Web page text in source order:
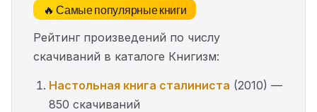
🔥 Самые популярные книги
Рейтинг произведений по числу
скачиваний в каталоге Книгизм:
Настольная книга сталиниста (2010) —
850 скачиваний